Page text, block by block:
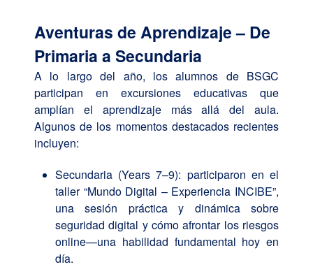
Aventuras de Aprendizaje – De
Primaria a Secundaria
A lo largo del año, los alumnos de BSGC
participan en excursiones educativas que
amplían el aprendizaje más allá del aula.
Algunos de los momentos destacados recientes
incluyen:
Secundaria (Years 7–9): participaron en el
taller “Mundo Digital – Experiencia INCIBE”,
una sesión práctica y dinámica sobre
seguridad digital y cómo afrontar los riesgos
online—una habilidad fundamental hoy en
día.